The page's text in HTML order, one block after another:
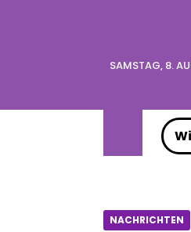
SAMSTAG, 8.
NACHRICHTEN